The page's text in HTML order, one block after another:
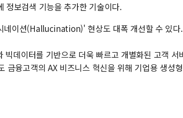
정보검색 기능을 추가한 기술이다.
네이션(Hallucination)' 현상도 대폭 개선할 수 있다.
데이터를 기반으로 더욱 빠르고 개별화된 고객 서
융고객의 AX 비즈니스 혁신을 위해 기업용 생성형